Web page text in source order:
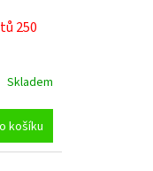
250
Skladem
košíku